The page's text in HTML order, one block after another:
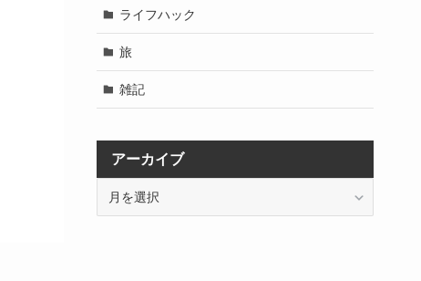
ライフハック
旅
雑記
アーカイブ